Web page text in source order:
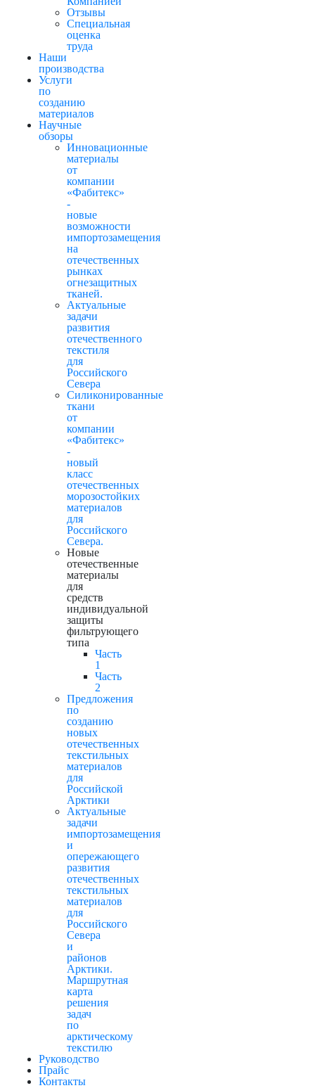
Отзывы
Cпециальная
оценка
труда
Наши
производства
Услуги
по
созданию
материалов
Научные
обзоры
Инновационные
материалы
от
компании
«Фабитекс»
-
новые
возможности
импортозамещения
на
отечественных
рынках
огнезащитных
тканей.
Актуальные
задачи
развития
отечественного
текстиля
для
Российского
Севера
Силиконированные
ткани
от
компании
«Фабитекс»
-
новый
класс
отечественных
морозостойких
материалов
для
Российского
Севера.
Новые
отечественные
материалы
для
средств
индивидуальной
защиты
фильтрующего
типа
Часть
1
Часть
2
Предложения
по
созданию
новых
отечественных
текстильных
материалов
для
Российской
Арктики
Актуальные
задачи
импортозамещения
и
опережающего
развития
отечественных
текстильных
материалов
для
Российского
Севера
и
районов
Арктики.
Маршрутная
карта
решения
задач
по
арктическому
текстилю
Руководство
Прайс
Контакты